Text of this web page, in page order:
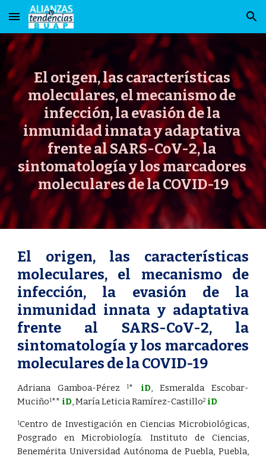
Skip to main content Skip to navigation
El origen, las características
moleculares, el mecanismo de
infección, la evasión de la
inmunidad innata y adaptativa
frente al SARS-CoV-2, la
sintomatología y los marcadores
moleculares de la COVID-19
El origen, las características
moleculares, el mecanismo de
infección, la evasión de la
inmunidad innata y adaptativa
frente al SARS-CoV-2, la
sintomatología y los marcadores
moleculares de la COVID-19
Adriana Gamboa-Pérez 1 * iD, Esmeralda Escobar-
Muciño1 ** iD, María Leticia Ramírez-Castillo2 iD
1Centro de Investigación en Ciencias Microbiológicas,
Posgrado en Microbiología. Instituto de Ciencias,
Benemérita Universidad Autónoma de Puebla, Puebla,